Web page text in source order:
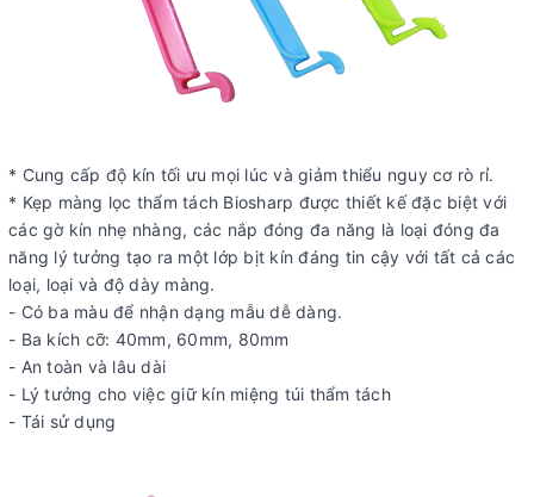
* Cung cấp độ kín tối ưu mọi lúc và giảm thiểu nguy cơ rò rỉ.
* Kẹp màng lọc thẩm tách Biosharp được thiết kế đặc biệt với
các gờ kín nhẹ nhàng, các nắp đóng đa năng là loại đóng đa
năng lý tưởng tạo ra một lớp bịt kín đáng tin cậy với tất cả các
loại, loại và độ dày màng.
- Có ba màu để nhận dạng mẫu dễ dàng.
- Ba kích cỡ: 40mm, 60mm, 80mm
- An toàn và lâu dài
- Lý tưởng cho việc giữ kín miệng túi thẩm tách
- Tái sử dụng